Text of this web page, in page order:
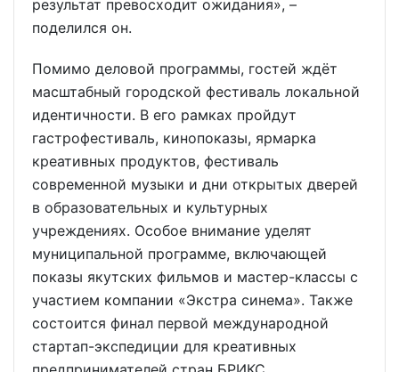
результат превосходит ожидания», –
поделился он.
Помимо деловой программы, гостей ждёт
масштабный городской фестиваль локальной
идентичности. В его рамках пройдут
гастрофестиваль, кинопоказы, ярмарка
креативных продуктов, фестиваль
современной музыки и дни открытых дверей
в образовательных и культурных
учреждениях. Особое внимание уделят
муниципальной программе, включающей
показы якутских фильмов и мастер-классы с
участием компании «Экстра синема». Также
состоится финал первой международной
стартап-экспедиции для креативных